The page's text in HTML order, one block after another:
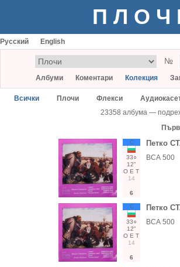
Русский English
№
Албуми Коментари Колекция
Всички Плочи Флекси
23358 албума —
С
33○
12"
О Е Т
14
6
Петко
ВСА 500
С
33○
12"
О Е Т
14
6
Петко
ВСА 500